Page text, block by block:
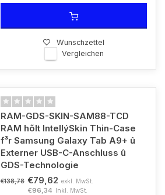
Wunschzettel
Vergleichen
RAM-GDS-SKIN-SAM88-TCD
RAM hõlt IntellýSkin Thin-Case
f³r Samsung Galaxy Tab A9+ û
Externer USB-C-Anschluss û
GDS-Technologie
€138,78 €79,62 exkl. MwSt.
€96,34 Inkl. MwSt.